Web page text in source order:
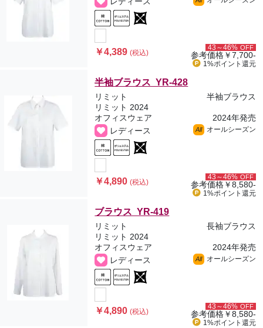
￥4,389(税込)
43～46% OFF
参考価格￥7,700-
1%ポイント 還元
半袖ブラウス YR-428
リミット
半袖ブラウス
リミット 2024
オフィスウェア
2024年発売
レディース
All オールシーズン
￥4,890(税込)
43～46% OFF
参考価格￥8,580-
1%ポイント 還元
ブラウス YR-419
リミット
長袖ブラウス
リミット 2024
オフィスウェア
2024年発売
レディース
All オールシーズン
￥4,890(税込)
43～46% OFF
参考価格￥8,580-
1%ポイント 還元